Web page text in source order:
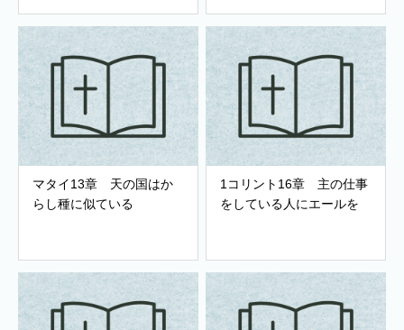
マタイ13章 天の国はか
らし種に似ている
1コリント16章 主の仕事
をしている人にエールを